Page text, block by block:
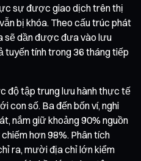
sự được giao dịch trên thị
bị khóa. Theo cấu trúc phát
sẽ dần được đưa vào lưu
tuyến tính trong 36 tháng tiếp
độ tập trung lưu hành thực tế
con số. Ba đến bốn ví, nghi
nắm giữ khoảng 90% nguồn
hơn 98%. Phân tích
ra, mười địa chỉ lớn kiểm